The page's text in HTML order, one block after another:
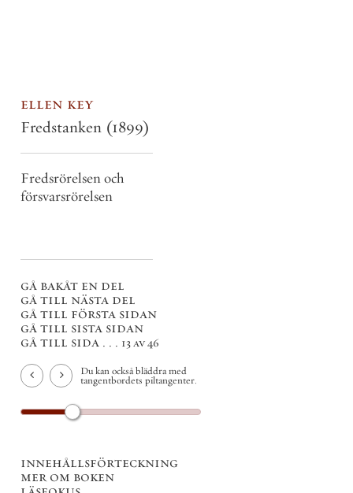
ellen key
Fredstanken (1899)
Fredsrörelsen och
försvarsrörelsen
gå bakåt en del
gå till nästa del
gå till första sidan
gå till sista sidan
gå till sida . . . 13 av 46
Du kan också bläddra med
tangentbordets piltangenter.
innehållsförteckning
mer om boken